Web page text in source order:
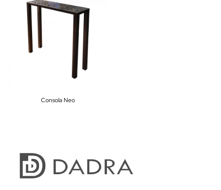
Consola Neo